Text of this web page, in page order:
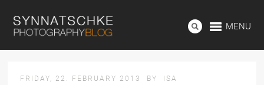
MENU
FRIDAY, 22. FEBRUARY 2013 BY ISA